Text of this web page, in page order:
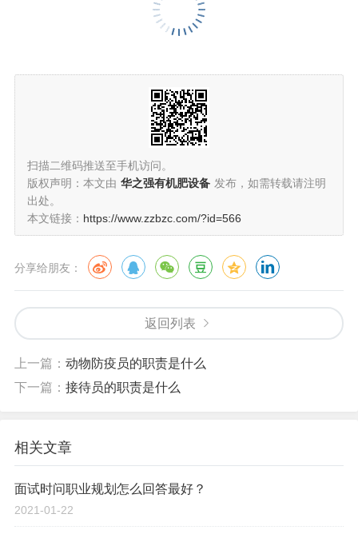
扫描二维码推送至手机访问。
版权声明：本文由 华之强有机肥设备 发布，如需转载请注明
出处。
本文链接： https://www.zzbzc.com/?id=566
分享给朋友：
返回列表
上一篇： 动物防疫员的职责是什么
下一篇： 接待员的职责是什么
相关文章
面试时问职业规划怎么回答最好？
2021-01-22